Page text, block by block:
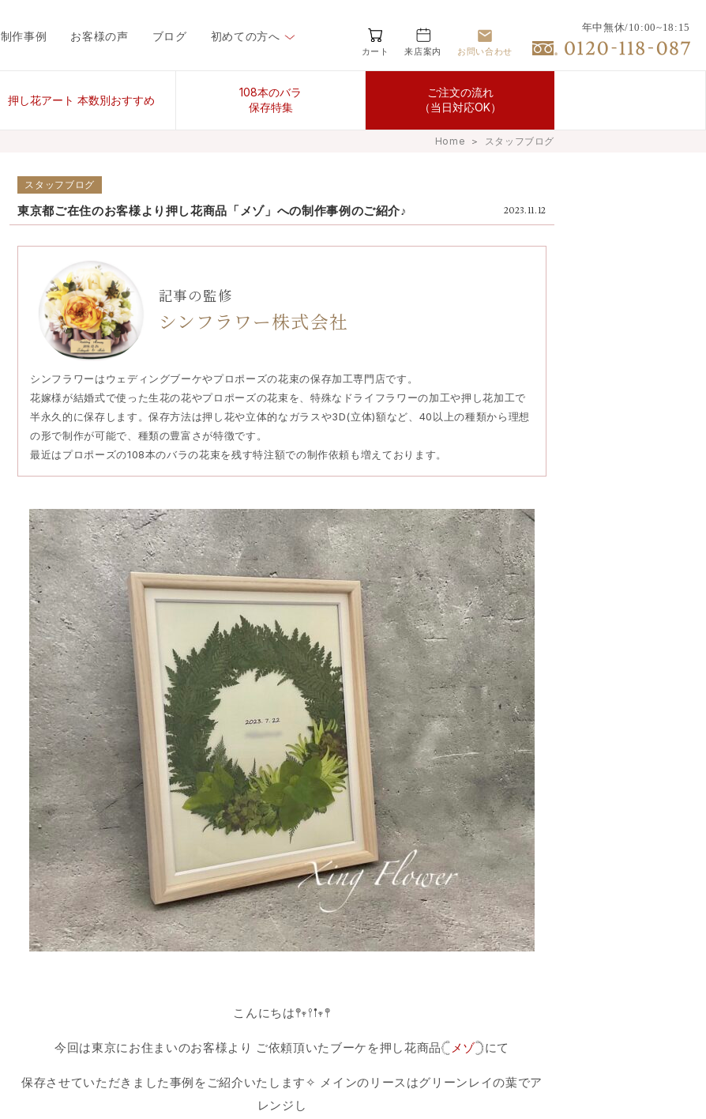
制作事例 お客様の声 ブログ 初めての方へ
カート 来店案内 お問い合わせ
年中無休/10:00~18:15
押し花アート 本数別おすすめ
108本のバラ
保存特集
ご注文の流れ
（当日対応OK）
Home ＞ スタッフブログ
スタッフブログ
2023.11.12
東京都ご在住のお客様より押し花商品「メゾ」への制作事例のご紹介♪
記事の監修
シンフラワー株式会社
シンフラワーはウェディングブーケやプロポーズの花束の保存加工専門店です。
花嫁様が結婚式で使った生花の花やプロポーズの花束を、特殊なドライフラワーの加工や押し花加工で
半永久的に保存します。保存方法は押し花や立体的なガラスや3D(立体)額など、40以上の種類から理想
の形で制作が可能で、種類の豊富さが特徴です。
最近はプロポーズの108本のバラの花束を残す特注額での制作依頼も増えております。
こんにちは𖤣𖥧𖥣𖡡𖥧𖤣
今回は東京にお住まいのお客様より ご依頼頂いたブーケを押し花商品𓊆メゾ𓊇にて
保存させていただきました事例をご紹介いたします✧ メインのリースはグリーンレイの葉でア
レンジし